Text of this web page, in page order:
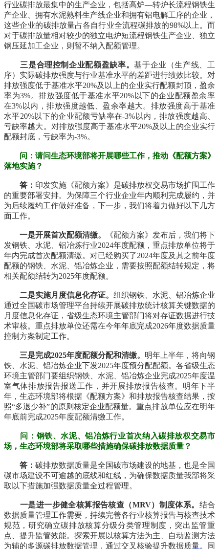
行业碳排放最集中的生产企业，包括高炉—转炉长流程钢铁生
产企业、拥有水泥熟料生产线企业和拥有铝电解工序的企业，
这些企业的碳排放量占各自行业全流程碳排放的98%以上。而
对于碳排放量相对较少的独立电炉短流程钢铁生产企业、独立
钢压延加工企业，则暂不纳入配额管理。
三是合理控制企业配额盈缺率。基于企业（生产线、工
序）实际碳排放强度与行业基准水平的差距进行绩效比较。对
排放强度低于基准水平20%及以上的企业实行配额封顶，盈余
率为3%。排放强度低于基准水平20%以下的企业配额盈余率
在3%以内，排放强度越低、盈余率越大。排放强度高于基准
水平20%以下的企业配额亏缺率在-3%以内，排放强度越高、
亏缺率越大。对排放强度高于基准水平20%及以上的企业实行
配额封底，亏缺率为-3%。
问：请问生态环境部将开展哪些工作，推动《配额方案》
落地实施？
答： 印发实施《配额方案》是碳排放权交易市场扩围工作
的重要部署安排。为保障三个行业企业年内顺利完成履约，并
为后续履约工作做好准备，下一步，我们将着力做好以下几方
面工作。
一是开展首次配额清缴。
《配额方案》发布后，我们将下
发钢铁、水泥、铝冶炼行业2024年度配额，重点排放单位将于
年内完成首次配额清缴。对已经购买了2024年度及其之前年度
配额的钢铁、水泥、铝冶炼企业，需要按照配额结转规定，将
相关配额结转为2025年度配额。
二是实施月度信息化存证。 组织钢铁、水泥、铝冶炼企业
通过全国碳市场管理平台持续开展碳排放统计核算关键数据的
月度信息化存证，省级生态环境主管部门将对存证数据进行技
术审核。重点排放单位还需在今年年底完成2026年度数据质量
控制方案制定工作。
三是完成2025年度配额分配和清缴。 明年上半年，将向钢
铁、水泥、铝冶炼企业下发2025年度预分配配额。各省级生态
环境主管部门要组织钢铁、水泥、铝冶炼企业完成2025年度温
室气体排放报告报送工作，并开展排放报告核查。明年下半
年，生态环境部将根据《配额方案》和排放报告核查结果，按
照“多退少补”的原则核定企业配额量。重点排放单位应在明年
年底前完成2025年度配额清缴工作。
问：钢铁、水泥、铝冶炼行业首次纳入碳排放权交易市
场，生态环境部将采取哪些措施确保碳排放数据质量？
答： 碳排放数据质量是全国碳市场建设的地基，也是全国
碳市场建设不可逾越的底线和红线，为确保数据质量我部将采
取以下措施加强数据质量全过程管理。
一是进一步健全核算报告核查（MRV）制度体系。 结合
数据质量管理工作需要，持续完善各行业核算报告与核查技术
规范，研究确立碳排放核算分级分类管理制度，突出监管重
点、提升监管效能。探索开展以核算方法为主、自动监测方法
为辅的多源碳排放数据管理，通过交叉核验提升数据质量。同